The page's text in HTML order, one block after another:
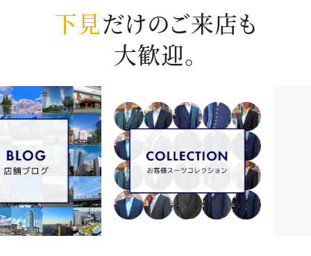
下見だけのご来店も
大歓迎。